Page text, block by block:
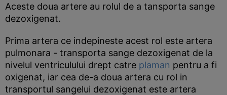
Aceste doua artere au rolul de a tansporta sange
dezoxigenat.
Prima artera ce indepineste acest rol este artera
pulmonara - transporta sange dezoxigenat de la
nivelul ventriculului drept catre plaman pentru a fi
oxigenat, iar cea de-a doua artera cu rol in
transportul sangelui dezoxigenat este artera